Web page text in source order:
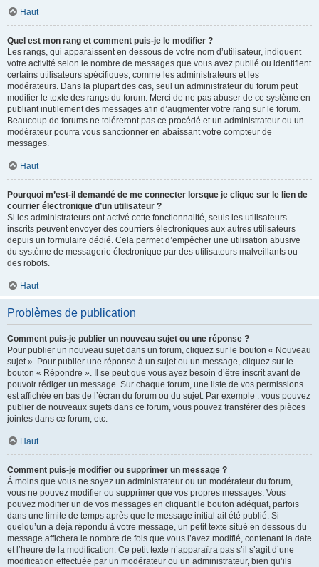
Haut
Quel est mon rang et comment puis-je le modifier ?
Les rangs, qui apparaissent en dessous de votre nom d’utilisateur, indiquent
votre activité selon le nombre de messages que vous avez publié ou identifient
certains utilisateurs spécifiques, comme les administrateurs et les
modérateurs. Dans la plupart des cas, seul un administrateur du forum peut
modifier le texte des rangs du forum. Merci de ne pas abuser de ce système en
publiant inutilement des messages afin d’augmenter votre rang sur le forum.
Beaucoup de forums ne toléreront pas ce procédé et un administrateur ou un
modérateur pourra vous sanctionner en abaissant votre compteur de
messages.
Haut
Pourquoi m’est-il demandé de me connecter lorsque je clique sur le lien de
courrier électronique d’un utilisateur ?
Si les administrateurs ont activé cette fonctionnalité, seuls les utilisateurs
inscrits peuvent envoyer des courriers électroniques aux autres utilisateurs
depuis un formulaire dédié. Cela permet d’empêcher une utilisation abusive
du système de messagerie électronique par des utilisateurs malveillants ou
des robots.
Haut
Problèmes de publication
Comment puis-je publier un nouveau sujet ou une réponse ?
Pour publier un nouveau sujet dans un forum, cliquez sur le bouton « Nouveau
sujet ». Pour publier une réponse à un sujet ou un message, cliquez sur le
bouton « Répondre ». Il se peut que vous ayez besoin d’être inscrit avant de
pouvoir rédiger un message. Sur chaque forum, une liste de vos permissions
est affichée en bas de l’écran du forum ou du sujet. Par exemple : vous pouvez
publier de nouveaux sujets dans ce forum, vous pouvez transférer des pièces
jointes dans ce forum, etc.
Haut
Comment puis-je modifier ou supprimer un message ?
À moins que vous ne soyez un administrateur ou un modérateur du forum,
vous ne pouvez modifier ou supprimer que vos propres messages. Vous
pouvez modifier un de vos messages en cliquant le bouton adéquat, parfois
dans une limite de temps après que le message initial ait été publié. Si
quelqu’un a déjà répondu à votre message, un petit texte situé en dessous du
message affichera le nombre de fois que vous l’avez modifié, contenant la date
et l’heure de la modification. Ce petit texte n’apparaîtra pas s’il s’agit d’une
modification effectuée par un modérateur ou un administrateur, bien qu’ils